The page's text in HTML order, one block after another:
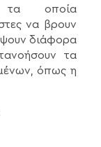
οποία
να βρουν
διάφορα
τα
όπως η